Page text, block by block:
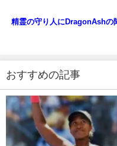
精霊の守り人にDragonAshの
おすすめの記事